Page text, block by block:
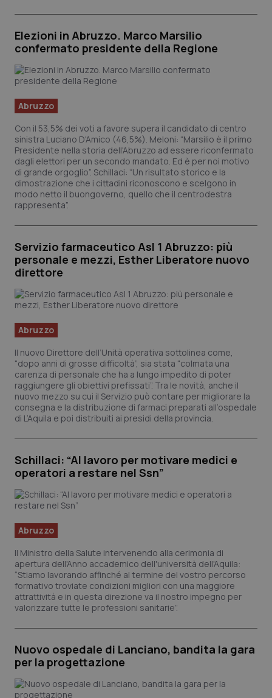
Quotidiano Chirurgia
Quotidiano Oncologia
Quotidiano Pediatria
Rene & patologie urogenitali
Salute orale & impianti
Sangue & coagulazione
Tiroide
Tumore al seno
Tumore ovarico
Tumori del Polmone & Testa Collo
Tumori gastrointestinali
Ulcera & Reflusso
Vaccini
Elezioni in Abruzzo. Marco Marsilio
confermato presidente della Regione
Abruzzo
Con il 53,5% dei voti a favore supera il candidato di centro
sinistra Luciano D'Amico (46,5%). Meloni: “Marsilio è il primo
Presidente nella storia dell'Abruzzo ad essere riconfermato
dagli elettori per un secondo mandato. Ed è per noi motivo
di grande orgoglio”. Schillaci: “Un risultato storico e la
dimostrazione che i cittadini riconoscono e scelgono in
modo netto il buongoverno, quello che il centrodestra
rappresenta”.
Servizio farmaceutico Asl 1 Abruzzo: più
personale e mezzi, Esther Liberatore nuovo
direttore
Abruzzo
Il nuovo Direttore dell’Unità operativa sottolinea come,
“dopo anni di grosse difficoltà”, sia stata “colmata una
carenza di personale che ha a lungo impedito di poter
raggiungere gli obiettivi prefissati”. Tra le novità, anche il
nuovo mezzo su cui il Servizio può contare per migliorare la
consegna e la distribuzione di farmaci preparati all’ospedale
di L’Aquila e poi distribuiti ai presidi della provincia.
Schillaci: “Al lavoro per motivare medici e
operatori a restare nel Ssn”
Abruzzo
Il Ministro della Salute intervenendo alla cerimonia di
apertura dell'Anno accademico dell'università dell'Aquila:
“Stiamo lavorando affinché al termine del vostro percorso
formativo troviate condizioni migliori con una maggiore
attrattività e in questa direzione va il nostro impegno per
valorizzare tutte le professioni sanitarie”.
Nuovo ospedale di Lanciano, bandita la gara
per la progettazione